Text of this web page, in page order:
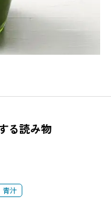
る読み物
青汁